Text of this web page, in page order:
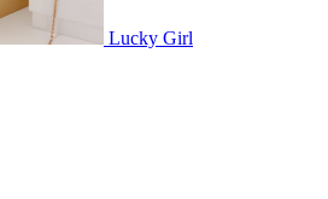
Lucky Girl